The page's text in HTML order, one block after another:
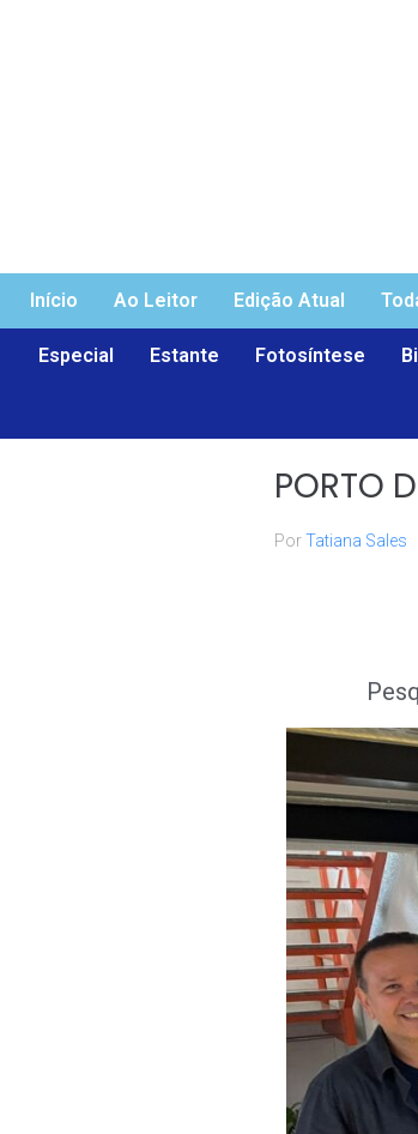
Início Ao Leitor Edição Atual
Especial Estante Fotosíntese
PORTO
PorTatiana Sales